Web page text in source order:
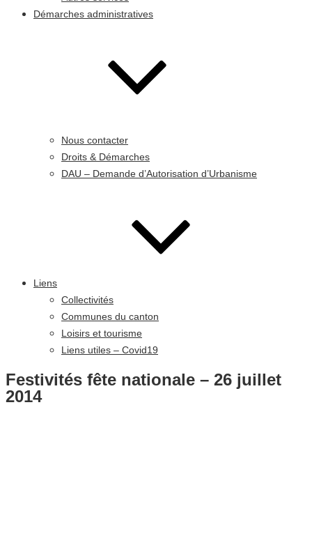
Démarches administratives
Nous contacter
Droits & Démarches
DAU – Demande d’Autorisation d’Urbanisme
Liens
Collectivités
Communes du canton
Loisirs et tourisme
Liens utiles – Covid19
Festivités fête nationale – 26 juillet
2014